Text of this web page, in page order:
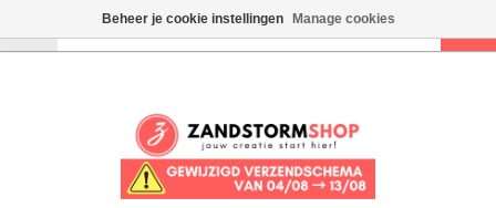
Beheer je cookie instellingen Manage cookies